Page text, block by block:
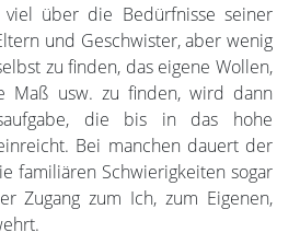
über die Bedürfnisse seiner
und Geschwister, aber wenig
zu finden, das eigene Wollen,
Maß usw. zu finden, wird dann
die bis in das hohe
Bei manchen dauert der
familiären Schwierigkeiten sogar
Zugang zum Ich, zum Eigenen,